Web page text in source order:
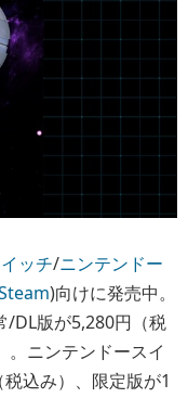
ッチ/ニンテンドー
)向けに発売中。
/DL版が5,280円（税
。ニンテンドースイ
込み）、限定版が1